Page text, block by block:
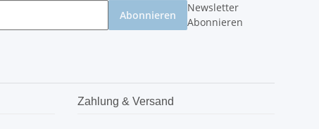
Abonnieren
Newsletter
Abonnieren
Zahlung & Versand